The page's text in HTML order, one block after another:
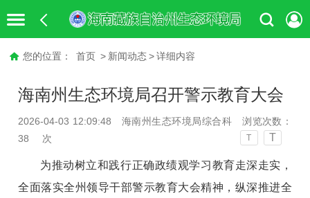
您的位置： 首页 > 新闻动态 > 详细内容
海南州生态环境局召开警示教育大会
2026-04-03 12:09:48 海南州生态环境局综合科
浏览次数：
38
次 T T
为推动树立和践行正确政绩观学习教育走深走实，
全面落实全州领导干部警示教育大会精神 ，纵深推进全